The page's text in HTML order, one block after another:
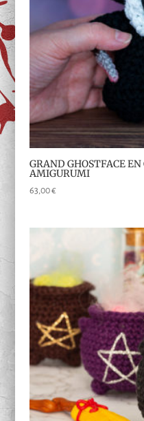
GRAND GHOSTFACE
AMIGURUMI
63,00€